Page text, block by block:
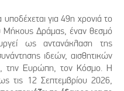
για 49η χρονιά το
Μήκους Δράμας, έναν θεσμό
ως αντανάκλαση της
ιδεών, αισθητικών
την Ευρώπη, τον Κόσμο. Η
τις 12 Σεπτεμβρίου 2026,